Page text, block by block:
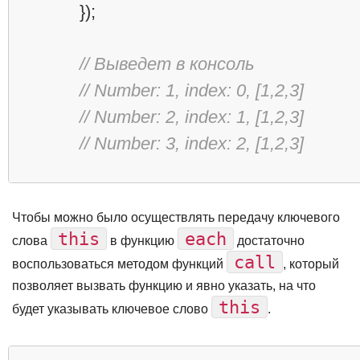
});
// Выведет в консоль
// Number: 1, index: 0, [1,2,3]
// Number: 2, index: 1, [1,2,3]
// Number: 3, index: 2, [1,2,3]
Чтобы можно было осуществлять передачу ключевого
слова
this в функцию each
достаточно
воспользоваться методом функций
call
, который
позволяет вызвать функцию и явно указать, на что
будет указывать ключевое слово
this .